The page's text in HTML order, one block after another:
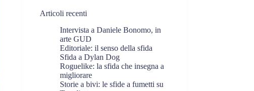
Articoli recenti
Intervista a Daniele Bonomo, in
arte GUD
Editoriale: il senso della sfida
Sfida a Dylan Dog
Roguelike: la sfida che insegna a
migliorare
Storie a bivi: le sfide a fumetti su